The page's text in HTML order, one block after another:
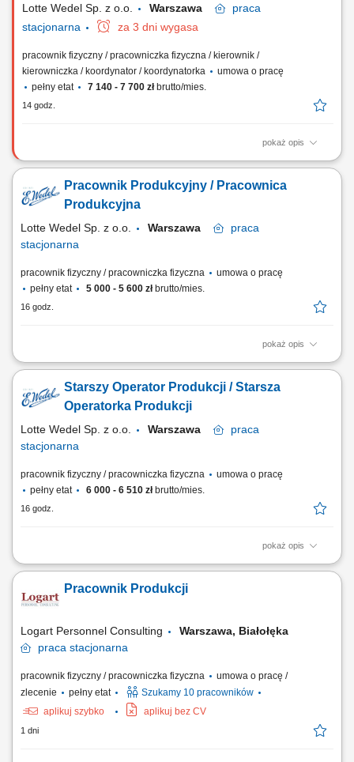
Lotte Wedel Sp. z o.o. Warszawa
praca
stacjonarna
za 3 dni wygasa
pracownik fizyczny / pracowniczka fizyczna / kierownik /
kierowniczka / koordynator / koordynatorka
umowa o pracę
pełny etat
7 140 - 7 700 złbrutto/mies.
14 godz.
pokaż opis
Sprawdź mieszankę zadań, które czekają na Ciebie w nowej pracy.
fragmentu procesu produkcyjnego; obsługa i nadzór nad kluczowymi
maszynami oraz kontrola parametrów technologicznych; zapewnienie
Pracownik Produkcyjny / Pracownica
Produkcyjna
Lotte Wedel Sp. z o.o. Warszawa
praca
stacjonarna
pracownik fizyczny / pracowniczka fizyczna
umowa o pracę
pełny etat
5 000 - 5 600 złbrutto/mies.
16 godz.
pokaż opis
Sprawdź mieszankę zadań, które czekają na Ciebie w nowej pracy.
ich bieżące konfekcjonowanie. Pakowanie asortymentu w opakowania
zbiorcze i precyzyjne układanie kartonów na paletach. Obsługa
Starszy Operator Produkcji / Starsza
Operatorka Produkcji
Lotte Wedel Sp. z o.o. Warszawa
praca
stacjonarna
pracownik fizyczny / pracowniczka fizyczna
umowa o pracę
pełny etat
6 000 - 6 510 złbrutto/mies.
16 godz.
pokaż opis
Sprawdź mieszankę zadań, które czekają na Ciebie w nowej pracy.
wyznaczonym odcinku zgodnie z normami technologicznymi.
Monitorowanie parametrów roboczych maszyn oraz przeprowadzanie
Pracownik Produkcji
Logart Personnel Consulting
Warszawa, Białołęka
praca stacjonarna
pracownik fizyczny / pracowniczka fizyczna
umowa o pracę /
zlecenie
pełny etat
Szukamy 10 pracowników
aplikuj szybko
aplikuj bez CV
1 dni